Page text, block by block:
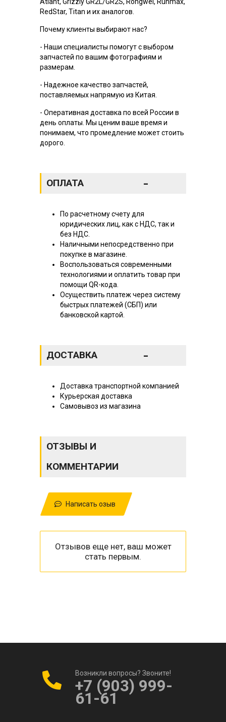
RedStar, Titan и их аналогов.
Почему клиенты выбирают нас?
- Наши специалисты помогут с выбором
запчастей по вашим фотографиям и
размерам.
- Надежное качество запчастей,
поставляемых напрямую из Китая.
- Оперативная доставка по всей России в
день оплаты. Мы ценим ваше время и
понимаем, что промедление может стоить
дорого.
ОПЛАТА -
По расчетному счету для
юридических лиц, как с НДС, так и
без НДС.
Наличными непосредственно при
покупке в магазине.
Воспользоваться современными
технологиями и оплатить товар при
помощи QR-кода.
Осуществить платеж через систему
быстрых платежей (СБП) или
банковской картой.
ДОСТАВКА -
Доставка транспортной компанией
Курьерская доставка
Самовывоз из магазина
ОТЗЫВЫ И
КОММЕНТАРИИ
Написать озыв
Отзывов еще нет, ваш может
стать первым.
Возникли вопросы? Звоните!
+7 (903) 999-
61-61